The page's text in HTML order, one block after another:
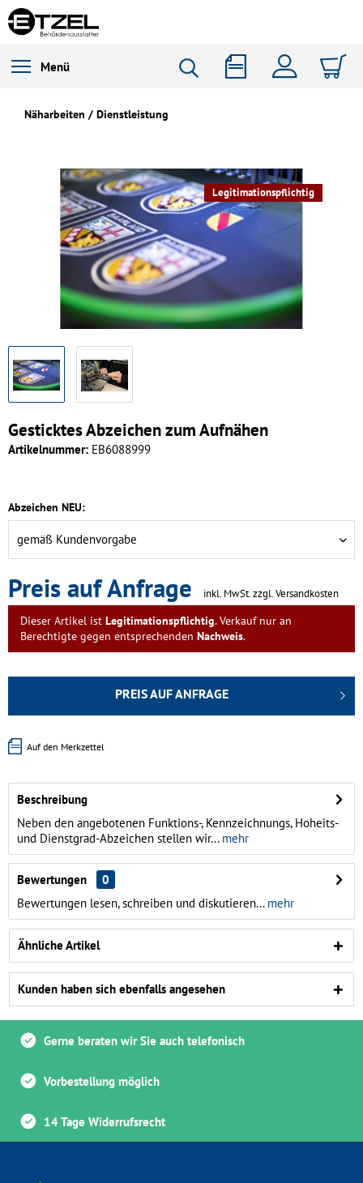
Menü
Näharbeiten / Dienstleistung
Legitimationspflichtig
Gesticktes Abzeichen zum Aufnähen
Artikelnummer: EB6088999
Abzeichen NEU:
Preis auf Anfrage inkl. MwSt.zzgl. Versandkosten
Dieser Artikel ist Legitimationspflichtig. Verkauf nur an
Berechtigte gegen entsprechenden Nachweis.
PREIS AUF ANFRAGE
Auf den Merkzettel
Beschreibung
Neben den angebotenen Funktions-, Kennzeichnungs, Hoheits-
und Dienstgrad-Abzeichen stellen wir...mehr
Bewertungen
0
Bewertungen lesen, schreiben und diskutieren...mehr
Ähnliche Artikel
Kunden haben sich ebenfalls angesehen
Gerne beraten wir Sie auch telefonisch
Vorbestellung möglich
14 Tage Widerrufsrecht